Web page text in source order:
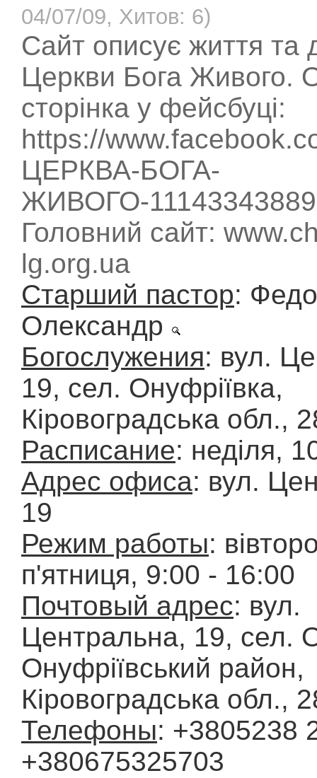
04/07/09, Хитов: 6)
Сайт описує життя та
Церкви Бога Живого.
сторінка у фейсбуці:
https://
ЦЕРКВА-БОГА-
ЖИВОГО-
Головний сайт:
lg.org.ua
Старший пастор:
Олександр
Богослужения: вул.
19, сел. Онуфріївка,
Кіровоградська обл.,
Расписание: неділя,
Адрес офиса: вул.
19
Режим работы:
п'ятниця, 9:00 - 16:00
Почтовый адрес: вул.
Центральна, 19, сел.
Онуфріївський район,
Кіровоградська обл.,
Телефоны: +3805238
+380675325703